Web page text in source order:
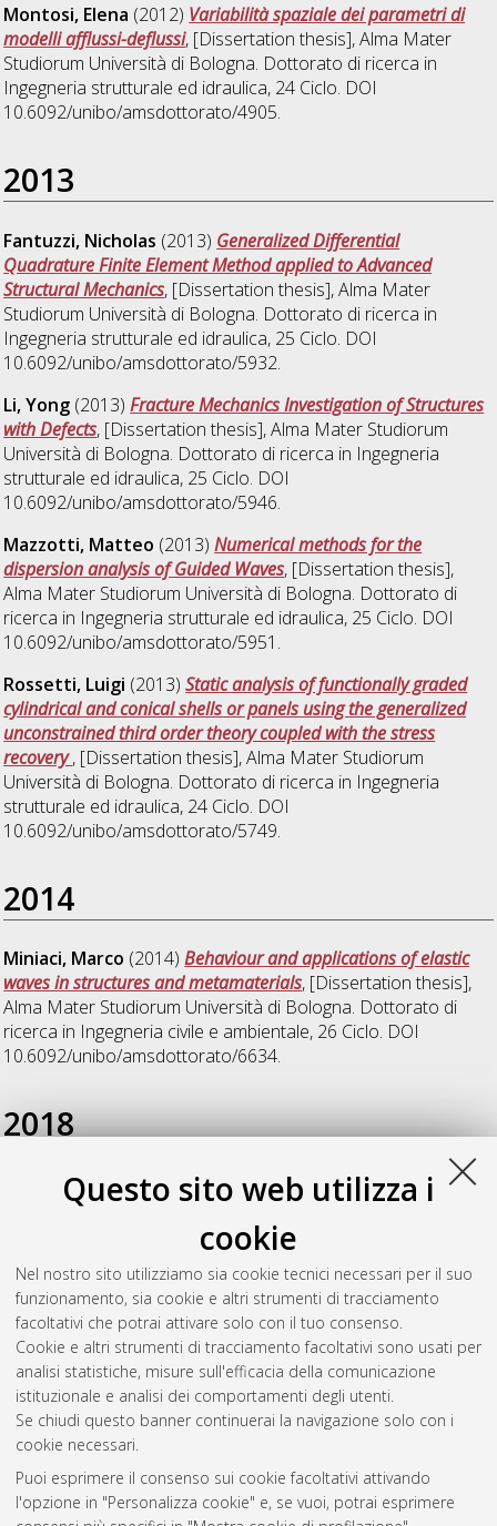
Questo sito web utilizza i
cookie
Nel nostro sito utilizziamo sia cookie tecnici necessari per il suo
funzionamento, sia cookie e altri strumenti di tracciamento
facoltativi che potrai attivare solo con il tuo consenso.
Cookie e altri strumenti di tracciamento facoltativi sono usati per
analisi statistiche, misure sull'efficacia della comunicazione
istituzionale e analisi dei comportamenti degli utenti.
Se chiudi questo banner continuerai la navigazione solo con i
cookie necessari.
Puoi esprimere il consenso sui cookie facoltativi attivando
l'opzione in "Personalizza cookie" e, se vuoi, potrai esprimere
Montosi, Elena (2012) Variabilità spaziale dei parametri di
modelli afflussi-deflussi, [Dissertation thesis], Alma Mater
Studiorum Università di Bologna. Dottorato di ricerca in
Ingegneria strutturale ed idraulica, 24 Ciclo. DOI
10.6092/unibo/amsdottorato/4905.
2013
Fantuzzi, Nicholas (2013) Generalized Differential
Quadrature Finite Element Method applied to Advanced
Structural Mechanics, [Dissertation thesis], Alma Mater
Studiorum Università di Bologna. Dottorato di ricerca in
Ingegneria strutturale ed idraulica, 25 Ciclo. DOI
10.6092/unibo/amsdottorato/5932.
Li, Yong (2013)Fracture Mechanics Investigation of Structures
with Defects, [Dissertation thesis], Alma Mater Studiorum
Università di Bologna. Dottorato di ricerca in Ingegneria
strutturale ed idraulica, 25 Ciclo. DOI
10.6092/unibo/amsdottorato/5946.
Mazzotti, Matteo (2013)Numerical methods for the
dispersion analysis of Guided Waves, [Dissertation thesis],
Alma Mater Studiorum Università di Bologna. Dottorato di
ricerca in Ingegneria strutturale ed idraulica, 25 Ciclo. DOI
10.6092/unibo/amsdottorato/5951.
Rossetti, Luigi (2013)Static analysis of functionally graded
cylindrical and conical shells or panels using the generalized
unconstrained third order theory coupled with the stress
recovery, [Dissertation thesis], Alma Mater Studiorum
Università di Bologna. Dottorato di ricerca in Ingegneria
strutturale ed idraulica, 24 Ciclo. DOI
10.6092/unibo/amsdottorato/5749.
2014
Miniaci, Marco (2014)Behaviour and applications of elastic
waves in structures and metamaterials, [Dissertation thesis],
Alma Mater Studiorum Università di Bologna. Dottorato di
ricerca in Ingegneria civile e ambientale, 26 Ciclo. DOI
10.6092/unibo/amsdottorato/6634.
2018
Bacciocchi, Michele(2018)Higher-order Strong and Weak
Formulations for Arbitrarily Shaped Doubly-Curved Shells Made
, [Dissertation thesis], Alma Mater
Studiorum Università di Bologna. Dottorato di ricerca in
Ingegneria civile, chimica, ambientale e dei materiali , 30 Ciclo.
DOI 10.6092/unibo/amsdottorato/8447.
Questa lista e' stata generata il Wed Aug 5 20:48:21 2026
Atom
Rss 1.0